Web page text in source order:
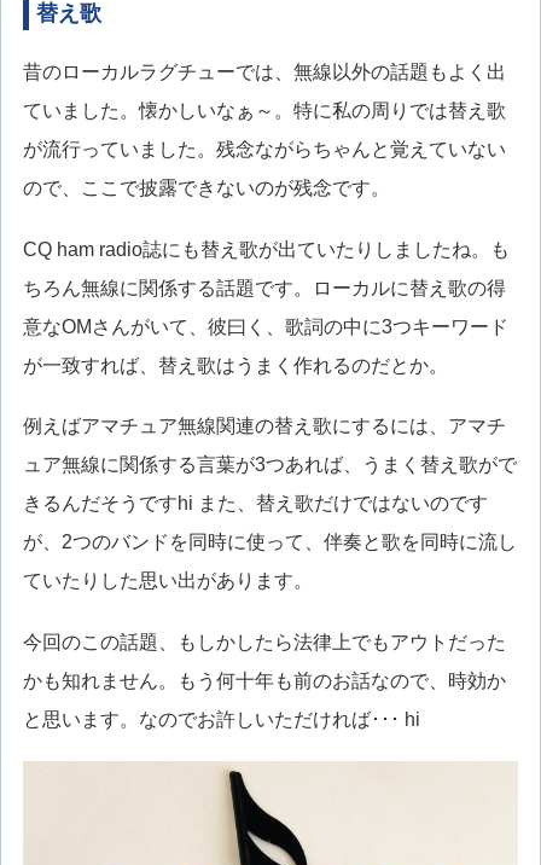
替え歌
昔のローカルラグチューでは、無線以外の話題もよく出
ていました。懐かしいなぁ～。特に私の周りでは替え歌
が流行っていました。残念ながらちゃんと覚えていない
ので、ここで披露できないのが残念です。
CQ ham radio誌にも替え歌が出ていたりしましたね。も
ちろん無線に関係する話題です。ローカルに替え歌の得
意なOMさんがいて、彼曰く、歌詞の中に3つキーワード
が一致すれば、替え歌はうまく作れるのだとか。
例えばアマチュア無線関連の替え歌にするには、アマチ
ュア無線に関係する言葉が3つあれば、うまく替え歌がで
きるんだそうですhi また、替え歌だけではないのです
が、2つのバンドを同時に使って、伴奏と歌を同時に流し
ていたりした思い出があります。
今回のこの話題、もしかしたら法律上でもアウトだった
かも知れません。もう何十年も前のお話なので、時効か
と思います。なのでお許しいただければ･･･ hi